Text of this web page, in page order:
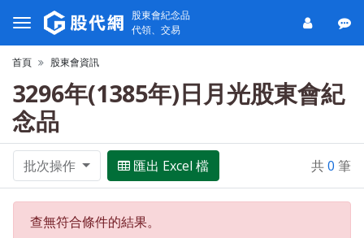
股東會紀念品
代領、交易
首頁 股東會資訊
3296年(1385年)日月光股東會紀
念品
批次操作 匯出 Excel 檔 共0 筆
查無符合條件的結果。